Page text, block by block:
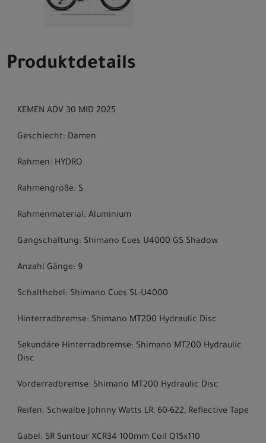
Produktdetails
KEMEN ADV 30 MID 2025
Geschlecht: Damen
Rahmen: HYDRO
Rahmengröße: S
Rahmenmaterial: Aluminium
Gangschaltung: Shimano Cues U4000 GS Shadow
Anzahl Gänge: 9
Schalthebel: Shimano Cues SL-U4000
Hinterradbremse: Shimano MT200 Hydraulic Disc
Sekundäre Hinterradbremse: Shimano MT200 Hydraulic
Disc
Vorderradbremse: Shimano MT200 Hydraulic Disc
Reifen: Schwalbe Johnny Watts LR, 60-622, Reflective Tape
Gabel: SR Suntour XCR34 100mm Coil Q15x110